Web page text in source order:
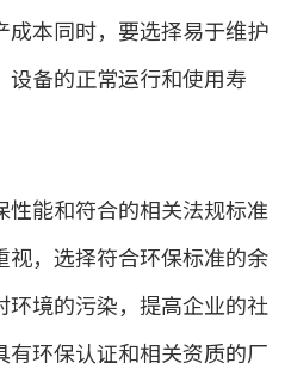
成本同时，要选择易于维护
备的正常运行和使用寿
性能和符合的相关法规标准
视，选择符合环保标准的余
境的污染，提高企业的社
环保认证和相关资质的厂